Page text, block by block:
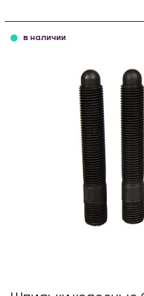
в наличии